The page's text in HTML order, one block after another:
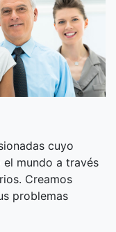
cuyo
mundo a través
Creamos
problemas